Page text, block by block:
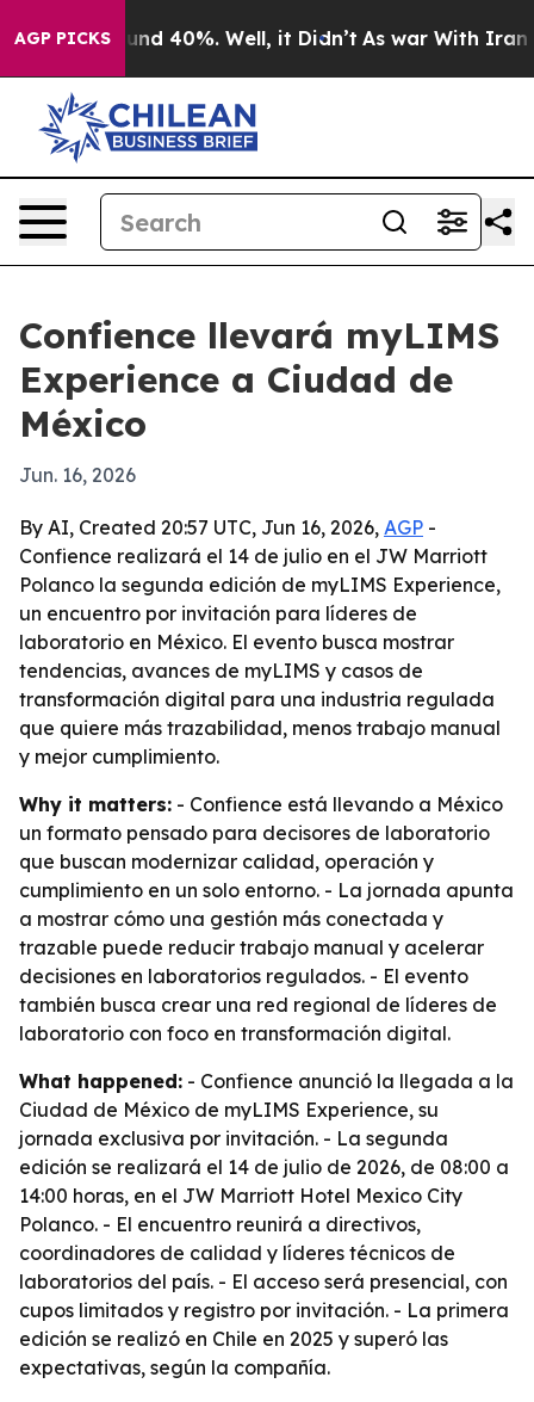
AGP PICKS
Around 40%. Well, it Didn’t As war With Iran
Confience llevará myLIMS
Experience a Ciudad de
México
Jun. 16, 2026
By AI, Created 20:57 UTC, Jun 16, 2026, AGP -
Confience realizará el 14 de julio en el JW Marriott
Polanco la segunda edición de myLIMS Experience,
un encuentro por invitación para líderes de
laboratorio en México. El evento busca mostrar
tendencias, avances de myLIMS y casos de
transformación digital para una industria regulada
que quiere más trazabilidad, menos trabajo manual
y mejor cumplimiento.
Why it matters: - Confience está llevando a México
un formato pensado para decisores de laboratorio
que buscan modernizar calidad, operación y
cumplimiento en un solo entorno. - La jornada apunta
a mostrar cómo una gestión más conectada y
trazable puede reducir trabajo manual y acelerar
decisiones en laboratorios regulados. - El evento
también busca crear una red regional de líderes de
laboratorio con foco en transformación digital.
What happened: - Confience anunció la llegada a la
Ciudad de México de myLIMS Experience, su
jornada exclusiva por invitación. - La segunda
edición se realizará el 14 de julio de 2026, de 08:00 a
14:00 horas, en el JW Marriott Hotel Mexico City
Polanco. - El encuentro reunirá a directivos,
coordinadores de calidad y líderes técnicos de
laboratorios del país. - El acceso será presencial, con
cupos limitados y registro por invitación. - La primera
edición se realizó en Chile en 2025 y superó las
expectativas, según la compañía.